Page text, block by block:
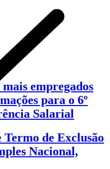
empregados
para o 6º
Salarial
de Exclusão
Nacional,